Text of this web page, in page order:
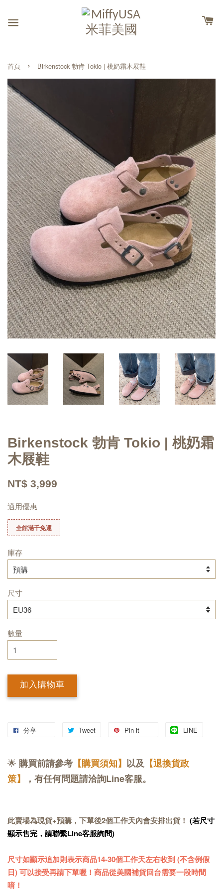
首頁 › Birkenstock 勃肯 Tokio | 桃奶霜木屐鞋
Birkenstock 勃肯 Tokio | 桃奶霜
木屐鞋
NT$ 3,999
適用優惠
全館滿千免運
庫存
尺寸
數量
加入購物車
分享 Tweet Pin it LINE
🌟 購買前請參考 【購買須知】 以及 【退換貨政
策】
，有任何問題請洽詢Line客服。
此賣場為現貨+預購，下單後2個工作天內會安排出貨！ (若尺寸
顯示售完，請聯繫Line客服詢問)
尺寸如顯示追加則表示商品14-30個工作天左右收到 (不含例假
日) 可以接受再請下單喔！商品從美國補貨回台需要一段時間
唷！